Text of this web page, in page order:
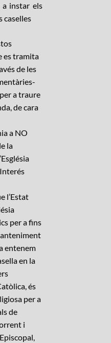
a instar els
caselles
es tramita
de les
a traure
de cara
a NO
la
l’Estat
per a fins
entenem
en la
és
per a
de
i